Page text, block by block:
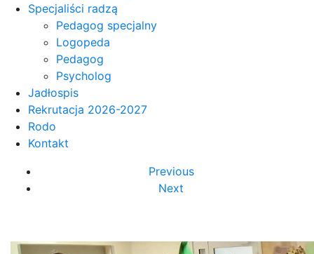
Specjaliści radzą
Pedagog specjalny
Logopeda
Pedagog
Psycholog
Jadłospis
Rekrutacja 2026-2027
Rodo
Kontakt
Previous
Next